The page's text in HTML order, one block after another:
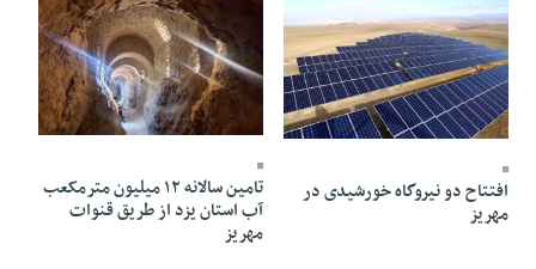
21 Farvardin 1405 - 17:29
افتتاح دو نیروگاه خورشیدی در
مهریز
15 Farvardin 1405 - 15:14
تامین سالانه ۱۲ میلیون مترمکعب
آب استان یزد از طریق قنوات
مهریز